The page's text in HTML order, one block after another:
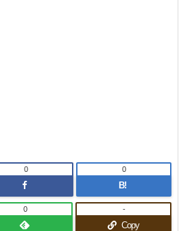
0
B!
0
0
Copy
-